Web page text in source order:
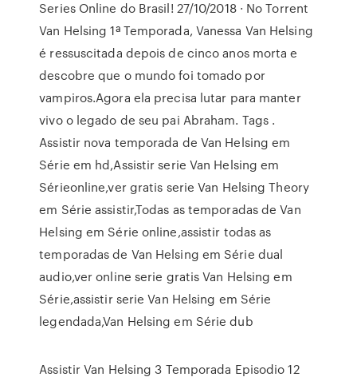
Series Online do Brasil! 27/10/2018 · No Torrent
Van Helsing 1ª Temporada, Vanessa Van Helsing
é ressuscitada depois de cinco anos morta e
descobre que o mundo foi tomado por
vampiros.Agora ela precisa lutar para manter
vivo o legado de seu pai Abraham. Tags .
Assistir nova temporada de Van Helsing em
Série em hd,Assistir serie Van Helsing em
Sérieonline,ver gratis serie Van Helsing Theory
em Série assistir,Todas as temporadas de Van
Helsing em Série online,assistir todas as
temporadas de Van Helsing em Série dual
audio,ver online serie gratis Van Helsing em
Série,assistir serie Van Helsing em Série
legendada,Van Helsing em Série dub
Assistir Van Helsing 3 Temporada Episodio 12